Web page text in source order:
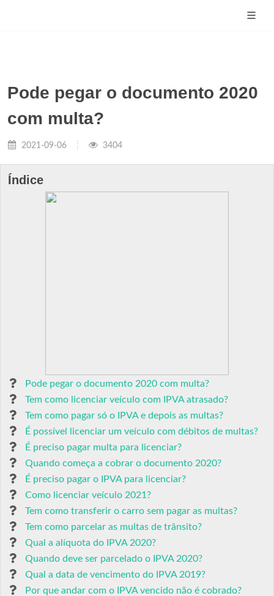
Pode pegar o documento 2020
com multa?
2021-09-06 3404
Índice
Pode pegar o documento 2020 com multa?
Tem como licenciar veículo com IPVA atrasado?
Tem como pagar só o IPVA e depois as multas?
É possível licenciar um veículo com débitos de multas?
É preciso pagar multa para licenciar?
Quando começa a cobrar o documento 2020?
É preciso pagar o IPVA para licenciar?
Como licenciar veículo 2021?
Tem como transferir o carro sem pagar as multas?
Tem como parcelar as multas de trânsito?
Qual a alíquota do IPVA 2020?
Quando deve ser parcelado o IPVA 2020?
Qual a data de vencimento do IPVA 2019?
Por que andar com o IPVA vencido não é cobrado?